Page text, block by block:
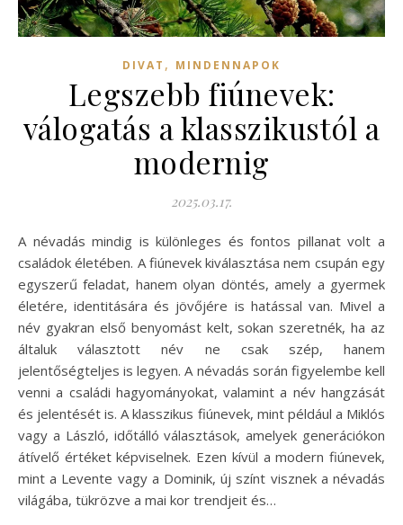
DIVAT , MINDENNAPOK
Legszebb fiúnevek:
válogatás a klasszikustól a
modernig
2025.03.17.
A névadás mindig is különleges és fontos pillanat volt a
családok életében. A fiúnevek kiválasztása nem csupán egy
egyszerű feladat, hanem olyan döntés, amely a gyermek
életére, identitására és jövőjére is hatással van. Mivel a
név gyakran első benyomást kelt, sokan szeretnék, ha az
általuk választott név ne csak szép, hanem
jelentőségteljes is legyen. A névadás során figyelembe kell
venni a családi hagyományokat, valamint a név hangzását
és jelentését is. A klasszikus fiúnevek, mint például a Miklós
vagy a László, időtálló választások, amelyek generációkon
átívelő értéket képviselnek. Ezen kívül a modern fiúnevek,
mint a Levente vagy a Dominik, új színt visznek a névadás
világába, tükrözve a mai kor trendjeit és…